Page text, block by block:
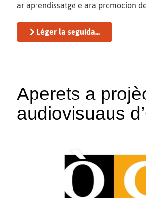
ar aprendissatge e ara promocion
Léger la seguida...
Aperets a
audiovisuaus